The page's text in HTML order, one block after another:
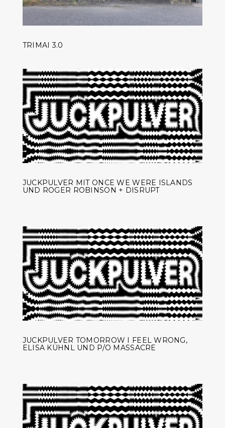
TRIMAI 3.0
JUCKPULVER MIT ONCE WE WERE ISLANDS
UND ROGER ROBINSON + DISRUPT
JUCKPULVER TOMORROW I FEEL WRONG,
ELISA KÜHNL UND P/O MASSACRE